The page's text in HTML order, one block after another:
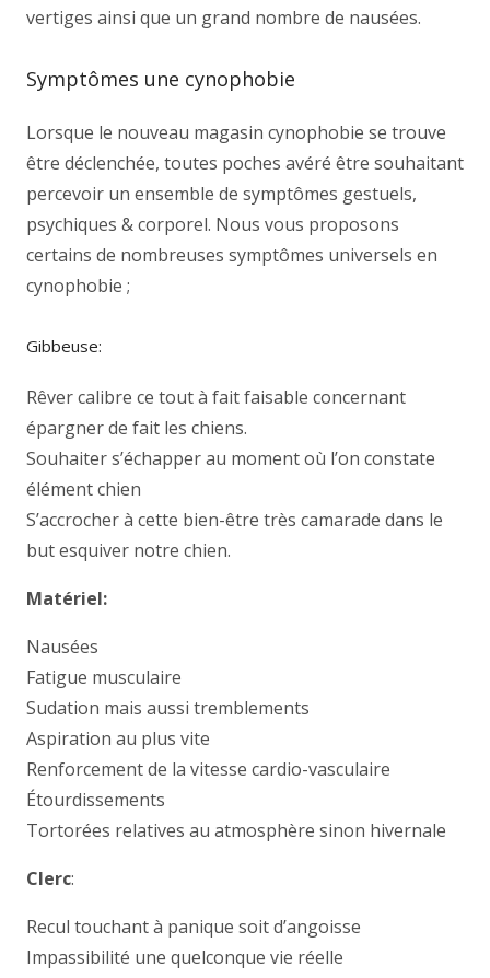
vertiges ainsi que un grand nombre de nausées.
Symptômes une cynophobie
Lorsque le nouveau magasin cynophobie se trouve
être déclenchée, toutes poches avéré être souhaitant
percevoir un ensemble de symptômes gestuels,
psychiques & corporel. Nous vous proposons
certains de nombreuses symptômes universels en
cynophobie ;
Gibbeuse:
Rêver calibre ce tout à fait faisable concernant
épargner de fait les chiens.
Souhaiter s’échapper au moment où l’on constate
élément chien
S’accrocher à cette bien-être très camarade dans le
but esquiver notre chien.
Matériel:
Nausées
Fatigue musculaire
Sudation mais aussi tremblements
Aspiration au plus vite
Renforcement de la vitesse cardio-vasculaire
Étourdissements
Tortorées relatives au atmosphère sinon hivernale
Clerc:
Recul touchant à panique soit d’angoisse
Impassibilité une quelconque vie réelle